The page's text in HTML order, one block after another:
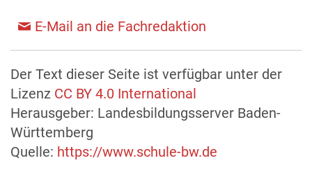
E-Mail an die Fachredaktion
Der Text dieser Seite ist verfügbar unter der
Lizenz CC BY 4.0 International
Herausgeber: Landesbildungsserver Baden-
Württemberg
Quelle: https://www.schule-bw.de